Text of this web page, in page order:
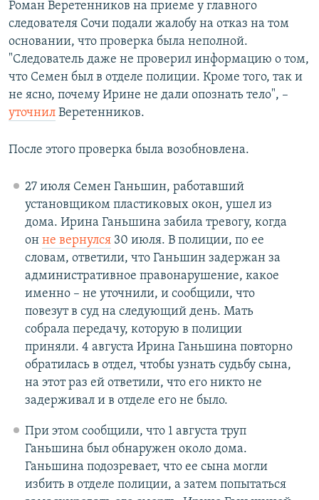
Роман Веретенников на приеме у главного
следователя Сочи подали жалобу на отказ на том
основании, что проверка была неполной.
"Следователь даже не проверил информацию о том,
что Семен был в отделе полиции. Кроме того, так и
не ясно, почему Ирине не дали опознать тело", –
уточнил Веретенников.
После этого проверка была возобновлена.
27 июля Семен Ганьшин, работавший
установщиком пластиковых окон, ушел из
дома. Ирина Ганьшина забила тревогу, когда
он не вернулся30 июля. В полиции, по ее
словам, ответили, что Ганьшин задержан за
административное правонарушение, какое
именно – не уточнили, и сообщили, что
повезут в суд на следующий день. Мать
собрала передачу, которую в полиции
приняли. 4 августа Ирина Ганьшина повторно
обратилась в отдел, чтобы узнать судьбу сына,
на этот раз ей ответили, что его никто не
задерживал и в отделе его не было.
При этом сообщили, что 1 августа труп
Ганьшина был обнаружен около дома.
Ганьшина подозревает, что ее сына могли
избить в отделе полиции, а затем попытаться